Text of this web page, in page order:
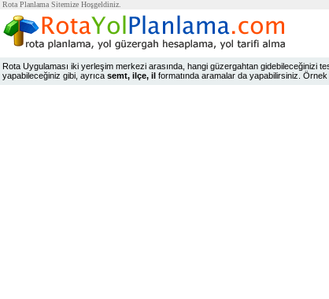
Rota Planlama Sitemize Hoşgeldiniz.
Rota Uygulaması iki yerleşim merkezi arasında, hangi güzergahtan gidebileceğinizi
yapabileceğiniz gibi, ayrıca semt, ilçe, il formatında aramalar da yapabilirsiniz. Örnek